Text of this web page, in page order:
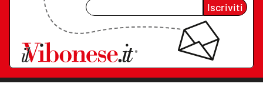
Iscriviti